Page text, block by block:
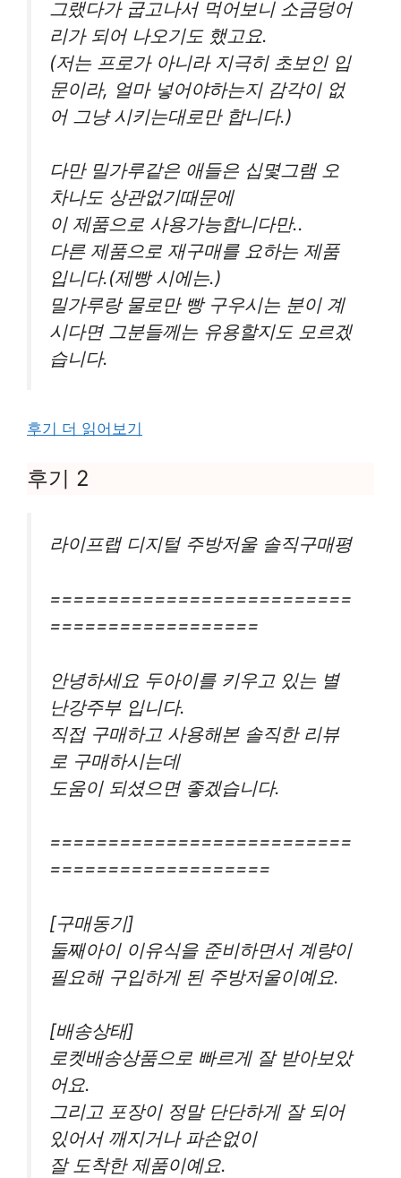
그랬다가 굽고나서 먹어보니 소금덩어
리가 되어 나오기도 했고요.
(저는 프로가 아니라 지극히 초보인 입
문이라, 얼마 넣어야하는지 감각이 없
어 그냥 시키는대로만 합니다.)
다만 밀가루같은 애들은 십몇그램 오
차나도 상관없기때문에
이 제품으로 사용가능합니다만..
다른 제품으로 재구매를 요하는 제품
입니다.(제빵 시에는.)
밀가루랑 물로만 빵 구우시는 분이 계
시다면 그분들께는 유용할지도 모르겠
습니다.
후기 더 읽어보기
후기 2
라이프랩 디지털 주방저울 솔직구매평
==========================
==================
안녕하세요 두아이를 키우고 있는 별
난강주부 입니다.
직접 구매하고 사용해본 솔직한 리뷰
로 구매하시는데
도움이 되셨으면 좋겠습니다.
==========================
===================
[구매동기]
둘째아이 이유식을 준비하면서 계량이
필요해 구입하게 된 주방저울이예요.
[배송상태]
로켓배송상품으로 빠르게 잘 받아보았
어요.
그리고 포장이 정말 단단하게 잘 되어
있어서 깨지거나 파손없이
잘 도착한 제품이예요.